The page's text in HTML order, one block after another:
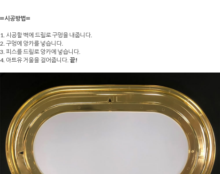
≡시공방법≡
1. 시공할 벽에 드릴로 구멍을 내줍니다.
2. 구멍에 앙카를 넣습니다.
3. 피스를 드릴로 앙카에 넣습니다.
4. 아트유 거울을 걸어줍니다. 끝!